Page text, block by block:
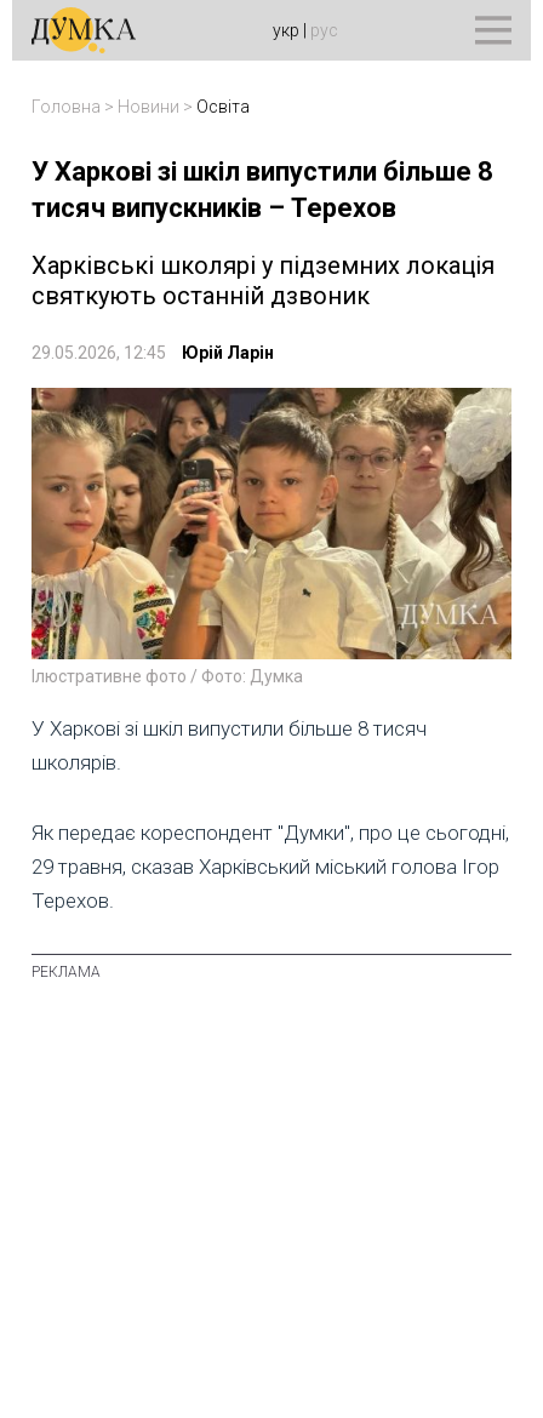
укр рус
Головна > Новини > Освіта
У Харкові зі шкіл випустили більше 8
тисяч випускників – Терехов
Харківські школярі у підземних локація
святкують останній дзвоник
29.05.2026, 12:45 Юрій Ларін
Ілюстративне фото / Фото: Думка
У Харкові зі шкіл випустили більше 8 тисяч
школярів.
Як передає кореспондент "Думки", про це сьогодні,
29 травня, сказав Харківський міський голова Ігор
Терехов.